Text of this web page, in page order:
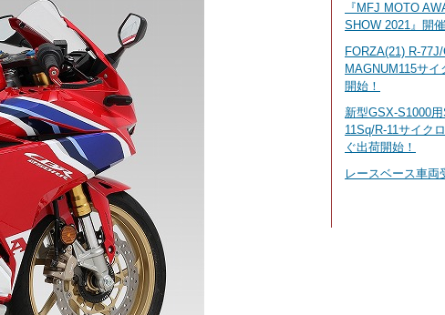
『MFJ MOTO
SHOW 2021』開催
FORZA(21) R-
MAGNUM115サイ
開始！
新型GSX-S1000
11Sq/R-11サイク
ぐ出荷開始！
レースベース車両